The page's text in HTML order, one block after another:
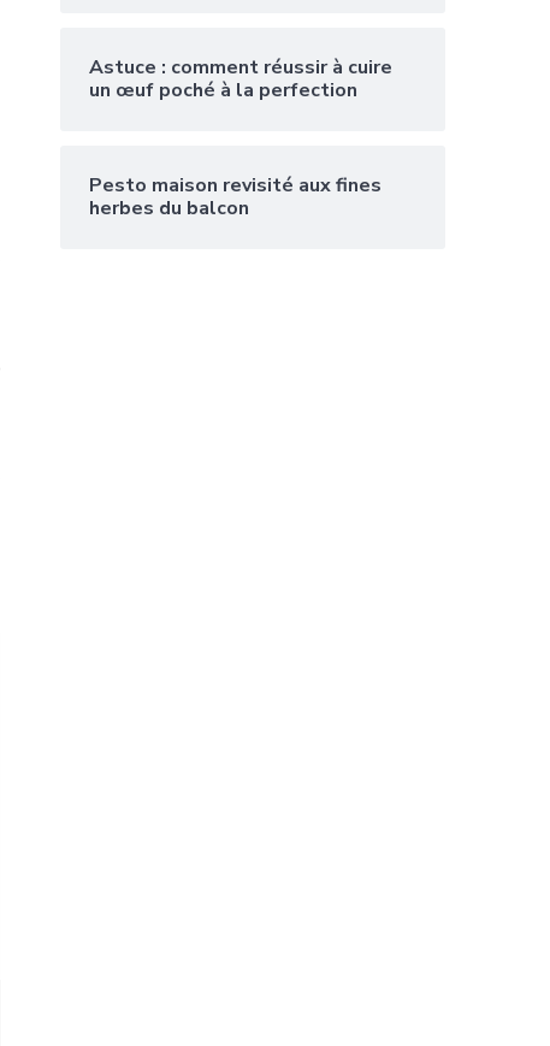
Astuce : comment réussir à cuire
un œuf poché à la perfection
Pesto maison revisité aux fines
herbes du balcon